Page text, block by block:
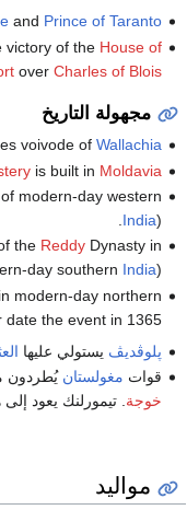
and Prince of Taranto
victory of the House of
over Charles of Blois
مجهولة التاريخ
voivode of Wallachia
is built in Moldavia
modern-day western
India).
the ReddyDynasty in
day southern India).
in modern-day northern
the event in 1365.
پلوڤديڤ يستولي عليها
قوات مغولستان يُطردون
خوجة . تيمورلنك يعود إلى
مواليد